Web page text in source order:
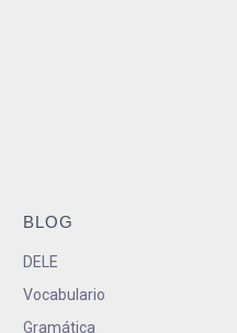
BLOG
DELE
Vocabulario
Gramática